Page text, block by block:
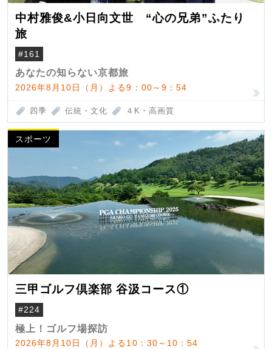
中村雅俊&小日向文世 “心の兄弟”ふたり
旅
#161
あなたの知らない京都旅
2026年8月10日（月）よる9：00～9：54
四季 伝統・文化 ４K・高画質
スポーツ
三甲ゴルフ倶楽部 谷汲コース①
#224
極上！ゴルフ場探訪
2026年8月10日（月）よる10：30～10：54